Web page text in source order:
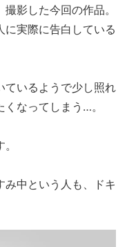
影した今回の作品。
に実際に告白している
ているようで少し照れ
なってしまう…。
中という人も、ドキ